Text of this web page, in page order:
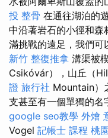
投 整骨 在通往湖泊的
中沿著岩石的小徑和
滿挑戰的遠足，我們可
新竹 整復推拿 溝渠被
Csikóvár），山丘（
證 旅行社 Mountain）
支甚至有一個單獨的名
google seo教學 外燴
Vogel 記帳士 課程 桃